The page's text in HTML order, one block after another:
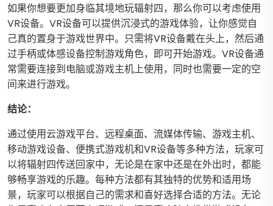
如果你想要更加身临其境地玩辐射四，那么你可以考虑使用
VR设备。VR设备可以提供沉浸式的游戏体验，让你感觉自
己真的置身于游戏世界中。只需将VR设备戴在头上，然后通
过手柄或体感设备控制游戏角色，即可开始游戏。VR设备通
常需要连接到电脑或游戏主机上使用，同时也需要一定的空
间来进行游戏。
结论：
通过使用云游戏平台、远程桌面、流媒体传输、游戏主机、
移动游戏设备、便携式游戏机和VR设备等多种方法，玩家可
以将辐射四传送回家中，无论是在家中还是在外出时，都能
够畅享游戏的乐趣。每种方法都有其独特的优势和适用场
景，玩家可以根据自己的需求和喜好选择合适的方法。无论